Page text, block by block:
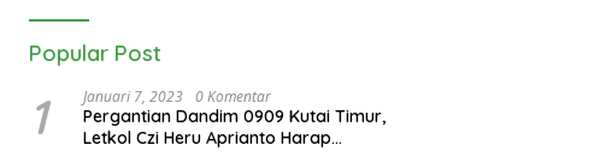
Popular Post
1 Januari 7, 2023 0 Komentar
Pergantian Dandim 0909 Kutai Timur,
Letkol Czi Heru Aprianto Harap